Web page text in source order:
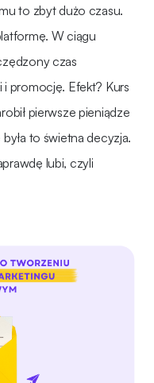
to zbyt dużo czasu.
W ciągu
czas
i promocję. Efekt? Kurs
pierwsze pieniądze
to świetna decyzja.
lubi, czyli